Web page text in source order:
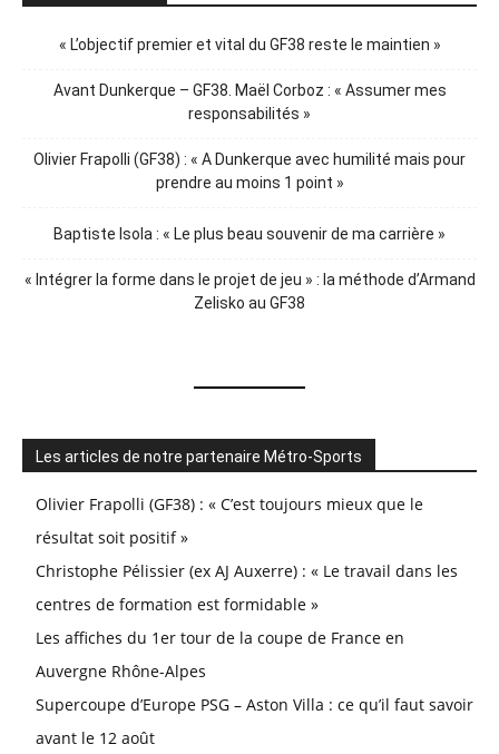
« L’objectif premier et vital du GF38 reste le maintien »
Avant Dunkerque – GF38. Maël Corboz : « Assumer mes
responsabilités »
Olivier Frapolli (GF38) : « A Dunkerque avec humilité mais pour
prendre au moins 1 point »
Baptiste Isola : « Le plus beau souvenir de ma carrière »
« Intégrer la forme dans le projet de jeu » : la méthode d’Armand
Zelisko au GF38
Les articles de notre partenaire Métro-Sports
Olivier Frapolli (GF38) : « C’est toujours mieux que le
résultat soit positif »
Christophe Pélissier (ex AJ Auxerre) : « Le travail dans les
centres de formation est formidable »
Les affiches du 1er tour de la coupe de France en
Auvergne Rhône-Alpes
Supercoupe d’Europe PSG – Aston Villa : ce qu’il faut savoir
avant le 12 août